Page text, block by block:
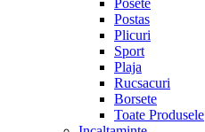
Posete
Postas
Plicuri
Sport
Plaja
Rucsacuri
Borsete
Toate Produsele